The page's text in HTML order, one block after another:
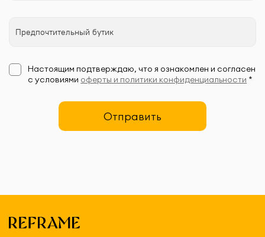
Настоящим подтверждаю, что я ознакомлен и согласен
с условиями оферты и политики конфиденциальности *
Отправить